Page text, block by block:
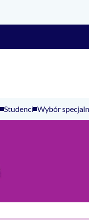
Studenci Wybór